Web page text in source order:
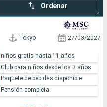
Ordenar
Tokyo 27/03/2027
niños gratis hasta 11 años
Club para niños desde los 3 años
Paquete de bebidas disponible
Pensión completa